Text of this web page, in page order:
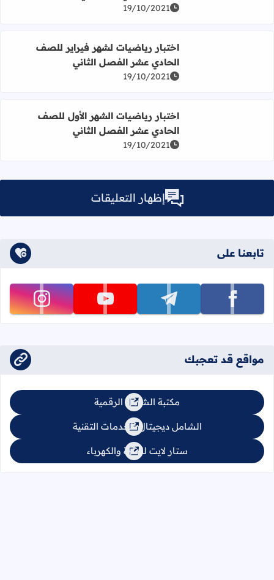
19/10/2021
اقرأ المزيد عن اختبار رياضيات لشهر فيراير للصف الحادي
اختبار رياضيات لشهر فيراير للصف
الحادي عشر الفصل الثاني
19/10/2021
اقرأ المزيد عن اختبار رياضيات الشهر الأول للصف الحادي
اختبار رياضيات الشهر الأول للصف
الحادي عشر الفصل الثاني
19/10/2021
إظهار التعليقات
تابعنا على
تابعنا على facebook تابعنا على telegram تابعنا على youtube تابعنا على instagram
مواقع قد تعجبك
مكتبة الشامل الرقمية
الشامل ديجيتال للخدمات التقنية
ستار لايت للإنارة والكهرباء